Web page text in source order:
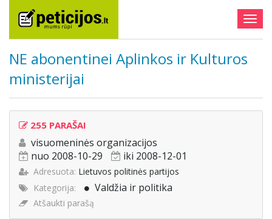
NE abonentinei Aplinkos ir Kulturos
ministerijai
255 PARAŠAI
visuomeninės organizacijos
nuo 2008-10-29
iki 2008-12-01
Adresuota: Lietuvos politinės partijos
Kategorija:
Valdžia ir politika
Atšaukti parašą